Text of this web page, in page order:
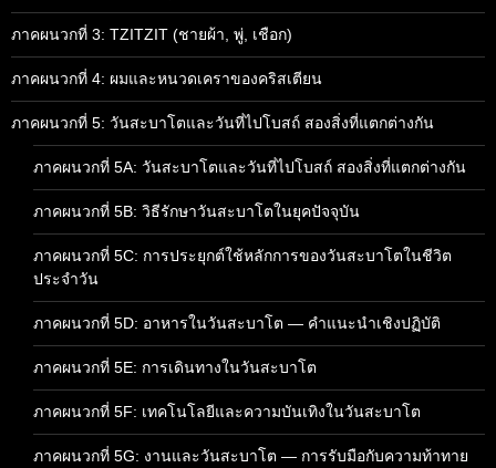
ภาคผนวกที่ 3: TZITZIT (ชายผ้า, พู่, เชือก)
ภาคผนวกที่ 4: ผมและหนวดเคราของคริสเตียน
ภาคผนวกที่ 5: วันสะบาโตและวันที่ไปโบสถ์ สองสิ่งที่แตกต่างกัน
ภาคผนวกที่ 5A: วันสะบาโตและวันที่ไปโบสถ์ สองสิ่งที่แตกต่างกัน
ภาคผนวกที่ 5B: วิธีรักษาวันสะบาโตในยุคปัจจุบัน
ภาคผนวกที่ 5C: การประยุกต์ใช้หลักการของวันสะบาโตในชีวิต
ประจำวัน
ภาคผนวกที่ 5D: อาหารในวันสะบาโต — คำแนะนำเชิงปฏิบัติ
ภาคผนวกที่ 5E: การเดินทางในวันสะบาโต
ภาคผนวกที่ 5F: เทคโนโลยีและความบันเทิงในวันสะบาโต
ภาคผนวกที่ 5G: งานและวันสะบาโต — การรับมือกับความท้าทาย